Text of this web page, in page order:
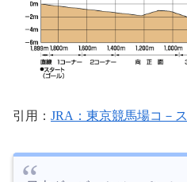
引用： JRA：東京競馬場コ－